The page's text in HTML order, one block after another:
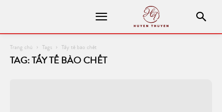
Trang chủ Tags Tẩy tế bào chết
TAG: TẨY TẾ BÀO CHẾT